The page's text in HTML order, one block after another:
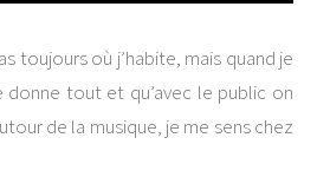
toujours où j’habite, mais quand je
donne tout et qu’avec le public on
de la musique, je me sens chez